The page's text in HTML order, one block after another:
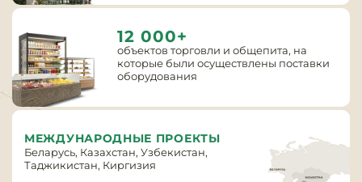
Кухонный
Посуда и
12 000+
объектов торговли и общепита, на
которые были осуществлены поставки
оборудования
МЕЖДУНАРОДНЫЕ ПРОЕКТЫ
Беларусь, Казахстан, Узбекистан,
Таджикистан, Киргизия